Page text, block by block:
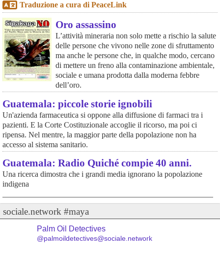
Traduzione a cura di PeaceLink
Oro assassino
L’attività mineraria non solo mette a rischio la salute
delle persone che vivono nelle zone di sfruttamento
ma anche le persone che, in qualche modo, cercano
di mettere un freno alla contaminazione ambientale,
sociale e umana prodotta dalla moderna febbre
dell’oro.
Guatemala: piccole storie ignobili
Un'azienda farmaceutica si oppone alla diffusione di farmaci tra i
pazienti. E la Corte Costituzionale accoglie il ricorso, ma poi ci
ripensa. Nel mentre, la maggior parte della popolazione non ha
accesso al sistema sanitario.
Guatemala: Radio Quiché compie 40 anni.
Una ricerca dimostra che i grandi media ignorano la popolazione
indigena
sociale.network #maya
Palm Oil Detectives
@palmoildetectives@sociale.network